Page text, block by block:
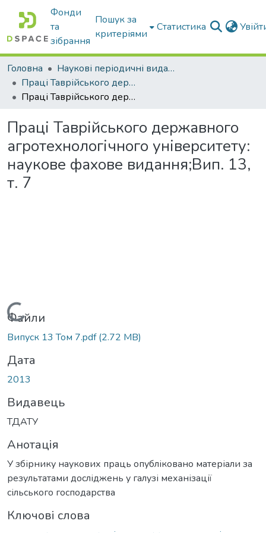
Фонди
та
зібрання
Пошук за
критеріями
Статистика
Головна
Наукові періодичні видання ТДАТУ
Праці Таврійського державного агротехнологічного університету
Праці Таврійського державного агротехнологічного університету: наукове фахове видання;Вип. 13, т. 7
Праці Таврійського державного
агротехнологічного університету:
наукове фахове видання;Вип. 13,
т. 7
Вантажиться...
Файли
Випуск 13 Том 7.pdf(2.72 MB)
Дата
2013
Видавець
ТДАТУ
Анотація
У збірнику наукових праць опубліковано матеріали за
результатами досліджень у галузі механізації
сільського господарства
Ключові слова